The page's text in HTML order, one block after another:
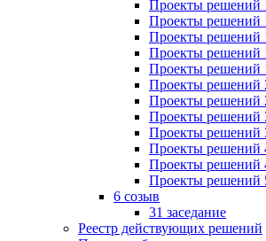
Проекты решений
Проекты решений
Проекты решений
Проекты решений
Проекты решений
Проекты решений
Проекты решений
Проекты решений
Проекты решений
Проекты решений
Проекты решений
Проекты решений
6 созыв
31 заседание
Реестр действующих решений